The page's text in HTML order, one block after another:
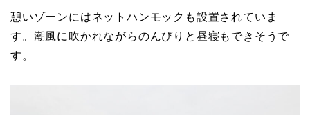
憩いゾーンにはネットハンモックも設置されていま
す。潮風に吹かれながらのんびりと昼寝もできそうで
す。